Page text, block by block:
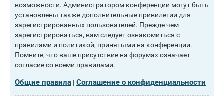
возможности. Администратором конференции могут быть
установлены также дополнительные привилегии для
зарегистрированных пользователей. Прежде чем
зарегистрироваться, вам следует ознакомиться с
правилами и политикой, принятыми на конференции.
Помните, что ваше присутствие на форумах означает
согласие со всеми правилами.
Общие правила | Соглашение о конфиденциальности